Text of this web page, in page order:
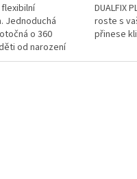
Jednoduchá
o 360
od narození
do 105 cm a až
DUALFIX
roste s
přinese